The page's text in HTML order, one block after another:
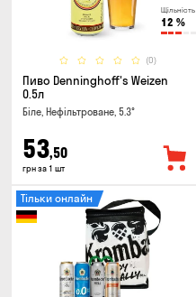
Щільність
12 %
(0)
Пиво Denninghoff's Weizen
0.5л
Біле, Нефільтроване, 5.3°
53,50
грн за 1 шт
Тільки онлайн